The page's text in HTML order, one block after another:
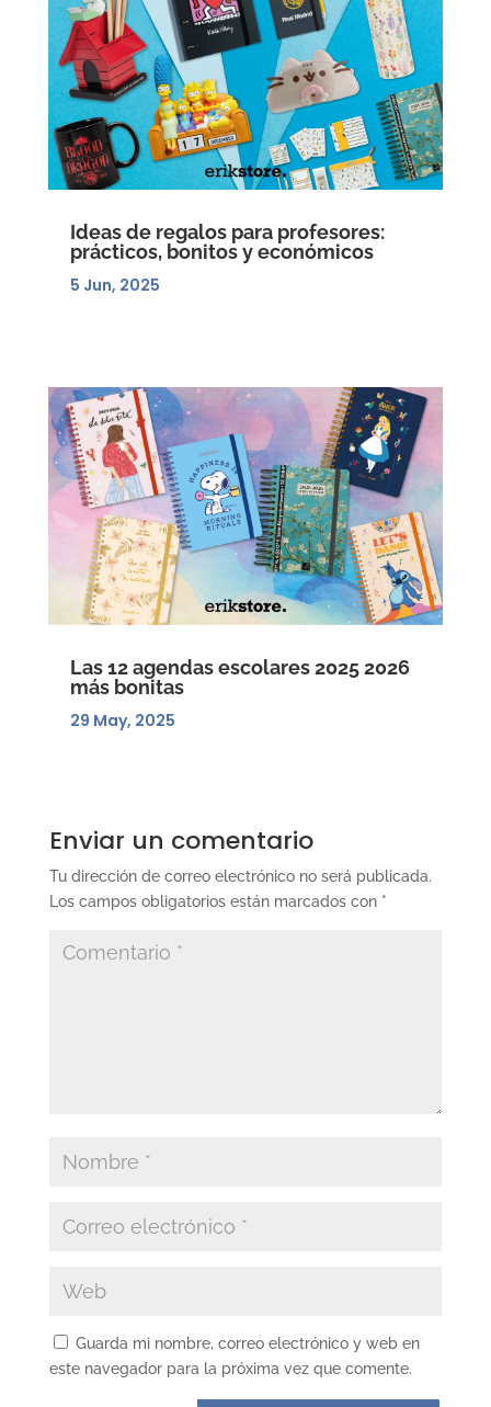
Ideas de regalos para profesores:
prácticos, bonitos y económicos
5 Jun, 2025
Las 12 agendas escolares 2025 2026
más bonitas
29 May, 2025
Enviar un comentario
Tu dirección de correo electrónico no será publicada.
Los campos obligatorios están marcados con *
Guarda mi nombre, correo electrónico y web en
este navegador para la próxima vez que comente.